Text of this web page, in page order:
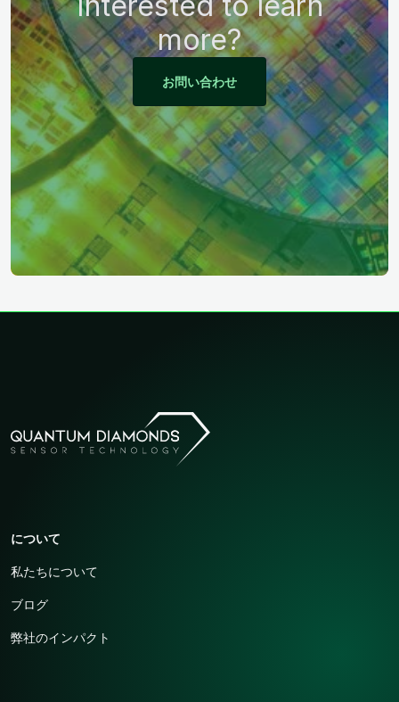
more?
お問い合わせ
について
私たちについて
ブログ
弊社のインパクト